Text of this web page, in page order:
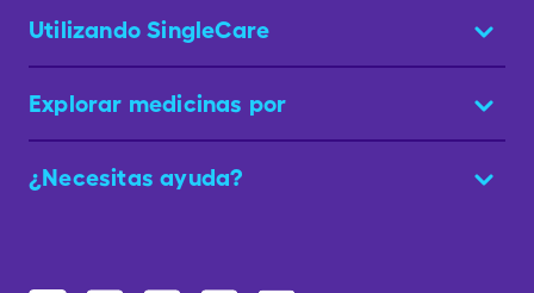
Utilizando SingleCare
Explorar medicinas por
¿Necesitas ayuda?